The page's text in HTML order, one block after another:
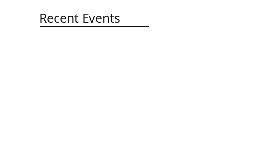
Recent Events